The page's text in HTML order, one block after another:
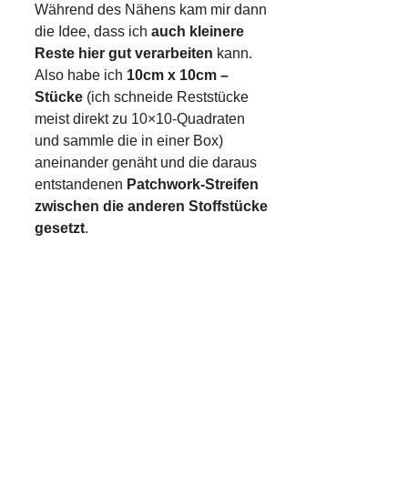
Während des Nähens kam mir dann
die Idee, dass ich auch kleinere
Reste hier gut verarbeiten kann.
Also habe ich 10cm x 10cm –
Stücke (ich schneide Reststücke
meist direkt zu 10×10-Quadraten
und sammle die in einer Box)
aneinander genäht und die daraus
entstandenen Patchwork-Streifen
zwischen die anderen Stoffstücke
gesetzt.